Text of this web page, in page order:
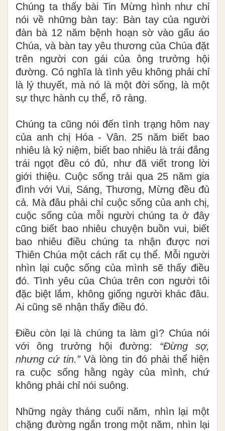
Chúng ta thấy bài Tin Mừng hình như chỉ
nói về những bàn tay: Bàn tay của người
đàn bà 12 năm bệnh hoạn sờ vào gấu áo
Chúa, và bàn tay yêu thương của Chúa đặt
trên người con gái của ông trưởng hội
đường. Có nghĩa là tình yêu không phải chỉ
là lý thuyết, mà nó là một đời sống, là một
sự thực hành cụ thể, rõ ràng.
Chúng ta cũng nói đến tình trạng hôm nay
của anh chị Hóa - Vân. 25 năm biết bao
nhiêu là kỷ niệm, biết bao nhiêu là trái đắng
trái ngọt đều có đủ, như đã viết trong lời
giới thiệu. Cuộc sống trải qua 25 năm gia
đình với Vui, Sáng, Thương, Mừng đều đủ
cả. Mà đâu phải chỉ cuộc sống của anh chị,
cuộc sống của mỗi người chúng ta ở đây
cũng biết bao nhiêu chuyện buồn vui, biết
bao nhiêu điều chúng ta nhận được nơi
Thiên Chúa một cách rất cụ thể. Mỗi người
nhìn lại cuộc sống của mình sẽ thấy điều
đó. Tình yêu của Chúa trên con người tôi
đặc biệt lắm, không giống người khác đâu.
Ai cũng sẽ nhận thấy điều đó.
Điều còn lại là chúng ta làm gì? Chúa nói
với ông trưởng hội đường: “Đừng sợ,
nhưng cứ tin.”Và lòng tin đó phải thể hiện
ra cuộc sống hằng ngày của mình, chứ
không phải chỉ nói suông.
Những ngày tháng cuối năm, nhìn lại một
chặng đường ngắn trong một năm, nhìn lại